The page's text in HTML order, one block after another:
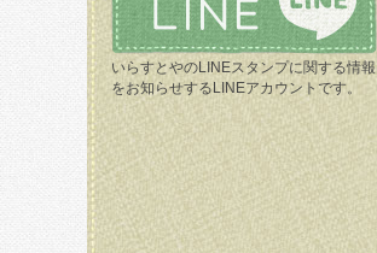
いらすとやのLINEスタンプに関する情報
をお知らせするLINEアカウントです。